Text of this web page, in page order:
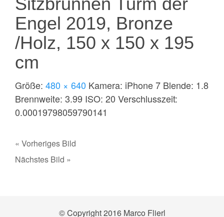
Engel 2019, Bronze
/Holz, 150 x 150 x 195
cm
Größe: 480 × 640 Kamera: iPhone 7 Blende: 1.8
Brennweite: 3.99 ISO: 20 Verschlusszeit:
0.00019798059790141
« Vorheriges Bild
Nächstes Bild »
© Copyright 2016 Marco Flierl